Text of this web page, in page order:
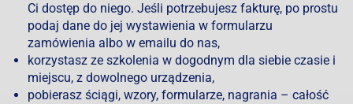
Ci dostęp do niego. Jeśli potrzebujesz fakturę, po prostu
podaj dane do jej wystawienia w formularzu
zamówienia albo w emailu do nas,
korzystasz ze szkolenia w dogodnym dla siebie czasie i
miejscu, z dowolnego urządzenia,
pobierasz ściągi, wzory, formularze, nagrania – całość